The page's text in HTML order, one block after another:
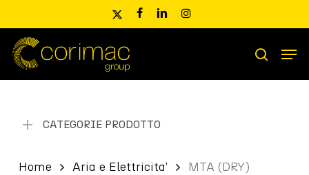
main
content
x-
facebooklinkedininstagram
Ricerca
prodotti
search
CATEGORIE PRODOTTO
Home Aria e Elettricita’ MTA (DRY)